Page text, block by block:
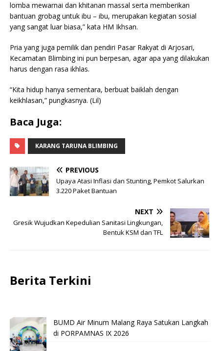
lomba mewarnai dan khitanan massal serta memberikan
bantuan grobag untuk ibu – ibu, merupakan kegiatan sosial
yang sangat luar biasa,” kata HM Ikhsan.
Pria yang juga pemilik dan pendiri Pasar Rakyat di Arjosari,
Kecamatan Blimbing ini pun berpesan, agar apa yang dilakukan
harus dengan rasa ikhlas.
“Kita hidup hanya sementara, berbuat baiklah dengan
keikhlasan,” pungkasnya. (Lil)
Baca Juga:
KARANG TARUNA BLIMBING
PREVIOUS
Upaya Atasi Inflasi dan Stunting, Pemkot Salurkan
3.220 Paket Bantuan
NEXT
Gresik Wujudkan Kepedulian Sanitasi Lingkungan,
Bentuk KSM dan TFL
Berita Terkini
BUMD Air Minum Malang Raya Satukan Langkah
di PORPAMNAS IX 2026